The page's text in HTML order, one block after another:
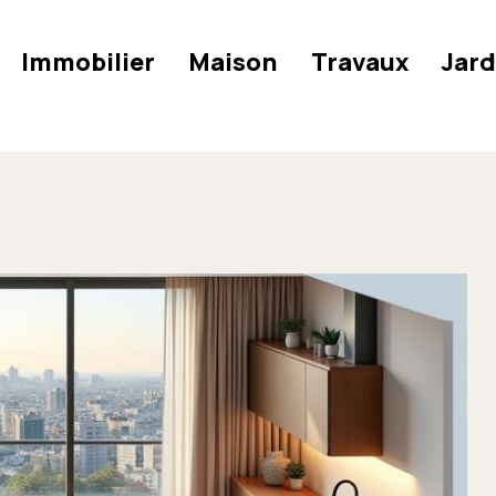
Immobilier Maison Travaux